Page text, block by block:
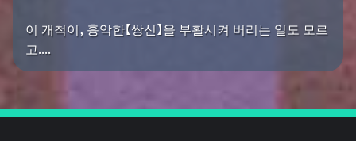
이 개척이, 흉악한【쌍신】을 부활시켜 버리는 일도 모르
고....